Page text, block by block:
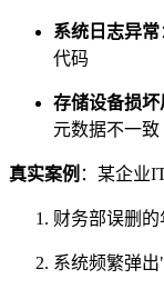
系统日志异常
代码
存储设备损坏
元数据不一致
真实案例 ：某企业
财务部误删
系统频繁弹